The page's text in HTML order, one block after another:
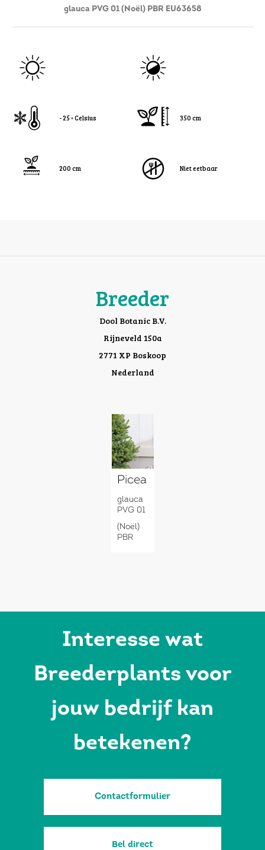
glauca PVG 01 (Noël) PBR EU63658
- 25 ◦ Celsius 350 cm
200 cm Niet eetbaar
Breeder
Dool Botanic B.V.
Rijneveld 150a
2771 XP Boskoop
Nederland
Picea
glauca
PVG 01
(Noël)
PBR
Interesse wat
Breederplants voor
jouw bedrijf kan
betekenen?
Contactformulier
Bel direct